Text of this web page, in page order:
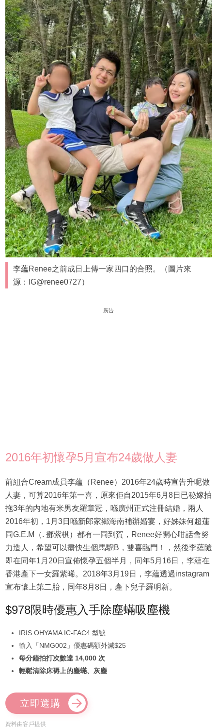
李蘊Renee之前成日上傳一家四口的合照。（圖片來
源：IG@renee0727）
廣告
2016年初懷孕5月宣布24歲做人妻
前組合Cream成員李蘊（Renee）2016年24歲時宣告升呢做
人妻，可算2016年第一喜，原來佢自2015年6月8日已秘嫁拍
拖3年的内地有米男友羅章冠，喺廣州正式注冊結婚，兩人
2016年初，1月3日喺新郎家鄉海南補辦婚宴，好姊妹何超蓮
同G.E.M（. 鄧紫棋）都有一同到賀，Renee好開心咁話會努
力造人，希望可以盡快生個馬騮B，雙喜臨門！，然後李蘊隨
即在同年1月20日宣佈懷孕五個半月，同年5月16日，李蘊在
香港產下一女羅紫晞。2018年3月19日，李蘊透過instagram
宣布懷上第二胎，同年8月8日，產下兒子羅明新。
$978限時優惠入手除塵蟎吸塵機
IRIS OHYAMA IC-FAC4 型號
輸入「NMG002」優惠碼額外減$25
每分鐘拍打次數達 14,000 次
輕鬆清除床褥上的塵蟎、灰塵
立即選購
資料由客戶提供